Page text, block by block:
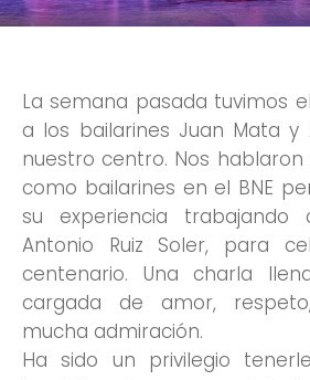
La semana pasada tuvimos
a los bailarines Juan Mata y
nuestro centro. Nos
como bailarines en el BNE
su experiencia
Antonio Ruiz Soler, para
centenario. Una charla
cargada de amor,
mucha admiración.
Ha sido un privilegio